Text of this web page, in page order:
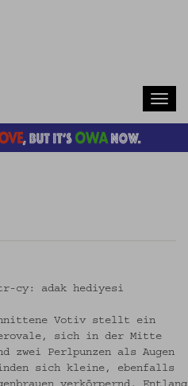
adak hediyesi
Votiv stellt ein
sich in der Mitte
zwei Perlpunzen als Augen
sich kleine, ebenfalls